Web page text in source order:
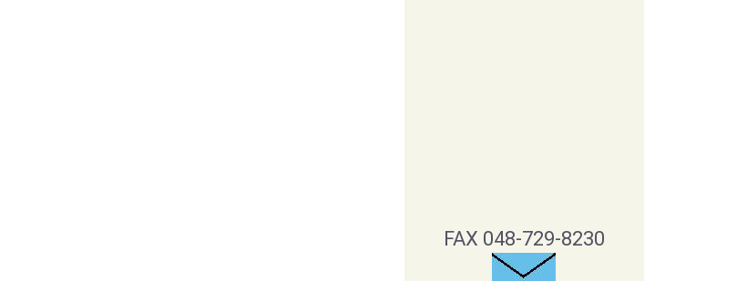
FAX 048-729-8230